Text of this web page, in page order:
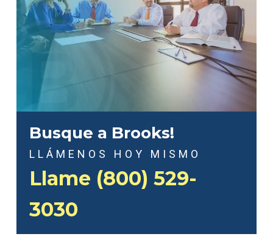
Busque a Brooks!
LLÁMENOS HOY MISMO
Llame (800) 529-
3030